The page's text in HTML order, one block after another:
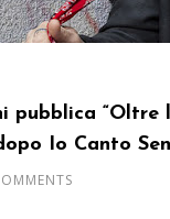
pubblica “Oltre
Io Canto